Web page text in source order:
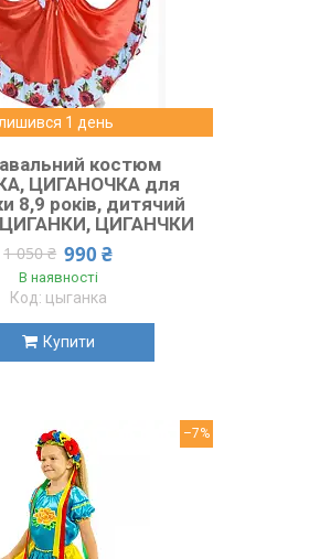
1 день
костюм
ЦИГАНОЧКА для
8,9 років, дитячий
ЦИГАНЧКИ
1 050 ₴ 990 ₴
В наявності
цыганка
Купити
–7%